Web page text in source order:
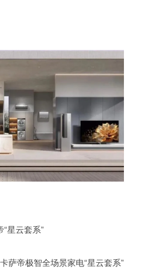
星云套系”
萨帝极智全场景家电“星云套系”